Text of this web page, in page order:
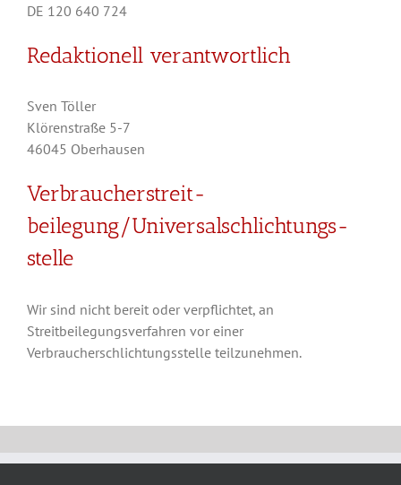
DE 120 640 724
Redaktionell verantwortlich
Sven Töller
Klörenstraße 5-7
46045 Oberhausen
Verbraucher­streit­
beilegung/Universal­schlichtungs­
stelle
Wir sind nicht bereit oder verpflichtet, an
Streitbeilegungsverfahren vor einer
Verbraucherschlichtungsstelle teilzunehmen.